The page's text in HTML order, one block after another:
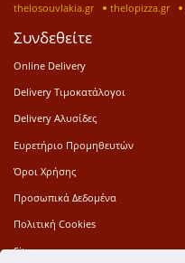
thelosouvlakia.gr thelopizza.gr
Συνδεθείτε
Online Delivery
Delivery Τιμοκατάλογοι
Delivery Αλυσίδες
Ευρετήριο Προμηθευτών
Όροι Χρήσης
Προσωπικά Δεδομένα
Πολιτική Cookies
Sitemap